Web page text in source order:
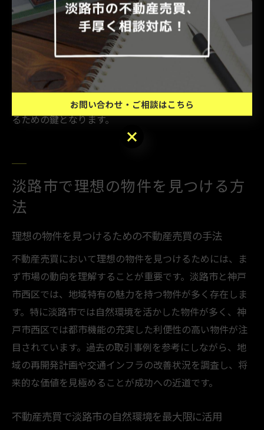
が数多く存在します。淡路市では、海岸沿いの物件や自
然に囲まれた環境が人気で、特にリゾート感を重視した
物件が注目を集めています。神戸市西区では、交通の利
便性や商業施設の充実度が高く、生活の質を高める要素
が豊富です。これらの要素を理解し、自分のライフスタ
イルに合った物件を選ぶことが、不動産取引を成功させ
るための鍵となります。
淡路市で理想の物件を見つける方
法
理想の物件を見つけるための不動産売買の手法
不動産売買において理想の物件を見つけるためには、ま
ず市場の動向を理解することが重要です。淡路市と神戸
市西区では、地域特有の魅力を持つ物件が多く存在しま
す。特に淡路市では自然環境を活かした物件が多く、神
戸市西区では都市機能の充実した利便性の高い物件が注
目されています。過去の取引事例を参考にしながら、地
域の再開発計画や交通インフラの改善状況を調査し、将
来的な価値を見極めることが成功への近道です。
不動産売買で淡路市の自然環境を最大限に活用
お問い合わせ・ご相談はこちら
お問い合わせ・ご相談はこちら